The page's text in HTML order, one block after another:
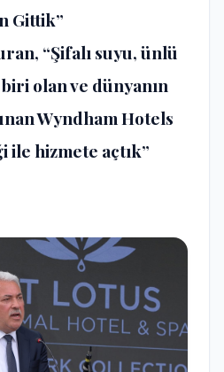
Gittik”
“Şifalı suyu, ünlü
olan ve dünyanın
Wyndham Hotels
hizmete açtık”